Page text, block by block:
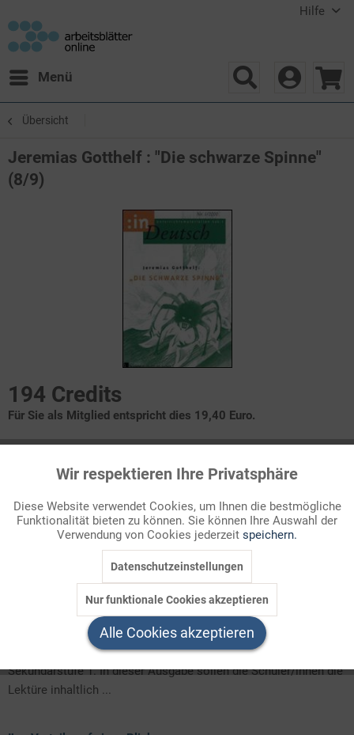
Hilfe
Menü
Übersicht
Jeremias Gotthelf : "Die schwarze Spinne"
(8/9)
194 Credits
Für Sie als Mitglied entspricht dies 19,40 Euro.
Lektüre 7/8, Lektüre 9/10
Voreinstellung
Die Rahmengeschichte
Die Spinne erscheint zum ersten Mal
Die Spinne ist wieder da
Weiterarbeit
Die schwarze Spinne" von Jeremias Gotthelf ist der Titel der
Loseblatt Publikation aus der Reihe :in Deutsch für die
Sekundarstufe 1. In dieser Ausgabe sollen die Schüler/innen die
Lektüre inhaltlich ...
Funktionale Aktiv
Marketing Inaktiv
Inaktiv
Wir respektieren Ihre Privatsphäre
Diese Website verwendet Cookies, um Ihnen die bestmögliche
Funktionalität bieten zu können. Sie können Ihre Auswahl der
Verwendung von Cookies jederzeit speichern.
Datenschutzeinstellungen
Nur funktionale Cookies akzeptieren
Alle Cookies akzeptieren